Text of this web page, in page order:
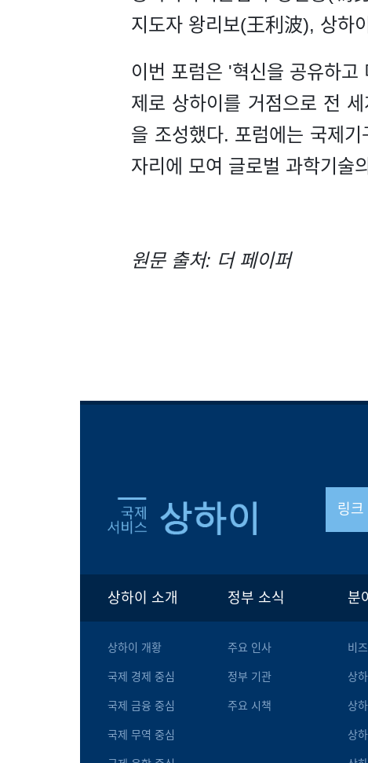
지도자 왕리보(王利波), 상하
이번 포럼은 '혁신을 공유하
제로 상하이를 거점으로 전
을 조성했다. 포럼에는 국제
자리에 모여 글로벌 과학기술
원문 출처: 더 페이퍼
링크
상하이 소개
상하이 개황
국제 경제 중심
국제 금융 중심
국제 무역 중심
정부 소식
주요 인사
정부 기관
주요 시책
분
비
상
상
상